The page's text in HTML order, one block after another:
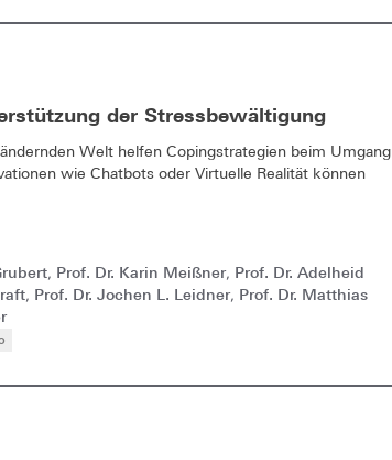
der Stressbewältigung
Welt helfen Copingstrategien beim Umgang
wie Chatbots oder Virtuelle Realität können
, Prof. Dr. Karin Meißner, Prof. Dr. Adelheid
, Prof. Dr. Jochen L. Leidner, Prof. Dr. Matthias